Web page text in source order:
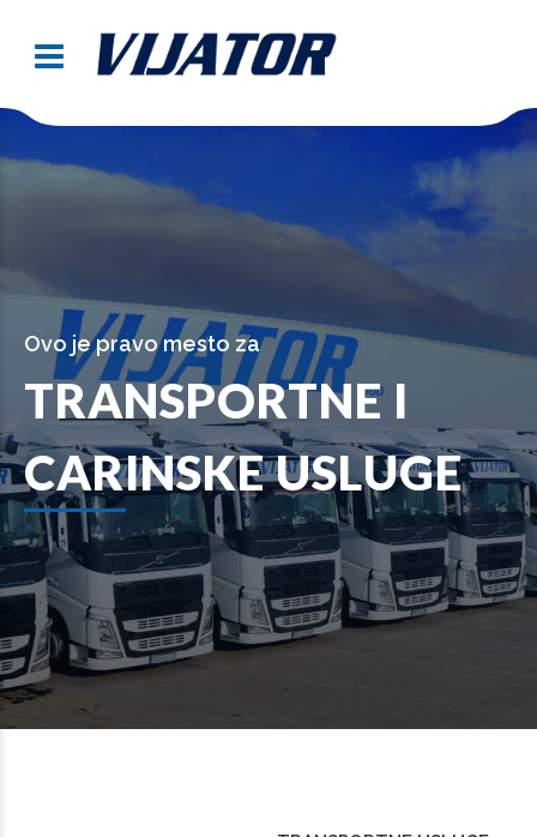
Ovo je pravo mesto za
TRANSPORTNE I
CARINSKE USLUGE